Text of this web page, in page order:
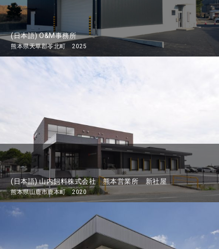
(日本語) O&M事務所
熊本県天草郡苓北町 2025
(日本語) 山内飼料株式会社 熊本営業所 新社屋
熊本県山鹿市鹿本町 2020